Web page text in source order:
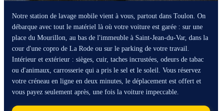
Notre station de lavage mobile vient à vous, partout dans Toulon. On
débarque avec tout le matériel là où votre voiture est garée : sur une
place du Mourillon, au bas de l'immeuble à Saint-Jean-du-Var, dans la
cour d'une copro de La Rode ou sur le parking de votre travail.
Intérieur et extérieur : sièges, cuir, taches incrustées, odeurs de tabac
ou d'animaux, carrosserie qui a pris le sel et le soleil. Vous réservez
votre créneau en ligne en deux minutes, le déplacement est offert et
vous payez seulement après, une fois la voiture impeccable.